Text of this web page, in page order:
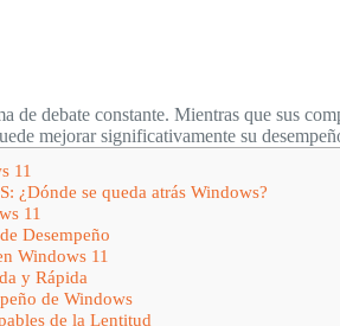
de debate constante. Mientras que sus
mejorar significativamente su
11
¿Dónde se queda atrás Windows?
11
Desempeño
Windows 11
y Rápida
de Windows
de la Lentitud